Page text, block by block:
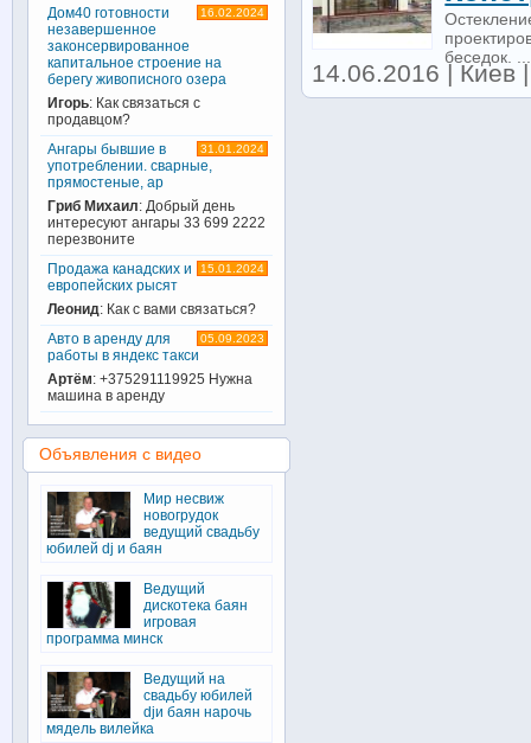
беседок. ...
14.06.2016 | Киев
16.02.2024
Дом40 готовности
незавершенное
законсервированное
капитальное строение на
берегу живописного озера
Игорь: Как связаться с
продавцом?
31.01.2024
Ангары бывшие в
употреблении. сварные,
прямостеные, ар
Гриб Михаил: Добрый день
интересуют ангары 33 699 2222
перезвоните
15.01.2024
Продажа канадских и
европейских рысят
Леонид: Как с вами связаться?
05.09.2023
Авто в аренду для
работы в яндекс такси
Артём: +375291119925 Нужна
машина в аренду
Объявления с видео
Мир несвиж
новогрудок
ведущий свадьбу
юбилей dj и баян
Ведущий
дискотека баян
игровая
программа минск
Ведущий на
свадьбу юбилей
djи баян нарочь
мядель вилейка